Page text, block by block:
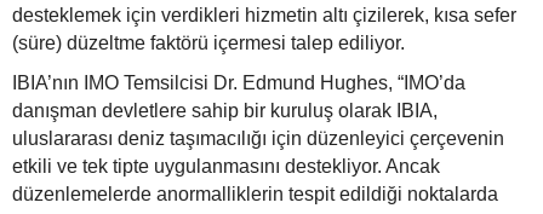
desteklemek için verdikleri hizmetin altı çizilerek, kısa sefer
(süre) düzeltme faktörü içermesi talep ediliyor.
IBIA’nın IMO Temsilcisi Dr. Edmund Hughes, “IMO’da
danışman devletlere sahip bir kuruluş olarak IBIA,
uluslararası deniz taşımacılığı için düzenleyici çerçevenin
etkili ve tek tipte uygulanmasını destekliyor. Ancak
düzenlemelerde anormalliklerin tespit edildiği noktalarda